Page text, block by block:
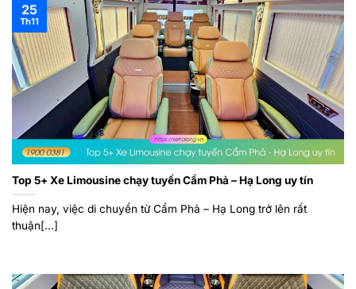
Top 5+ Xe Limousine chạy tuyến Cẩm Phả – Hạ Long uy tín
Hiện nay, việc di chuyển từ Cẩm Phả – Hạ Long trở lên rất
thuận[...]
25
Th11